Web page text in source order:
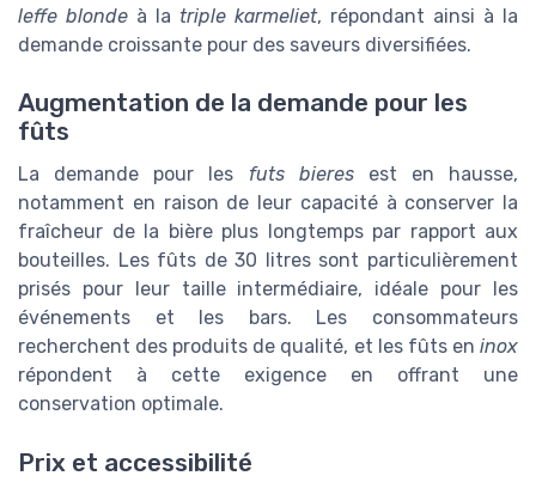
leffe blonde à la triple karmeliet, répondant ainsi à la
demande croissante pour des saveurs diversifiées.
Augmentation de la demande pour les
fûts
La demande pour les futs bieresest en hausse,
notamment en raison de leur capacité à conserver la
fraîcheur de la bière plus longtemps par rapport aux
bouteilles. Les fûts de 30 litres sont particulièrement
prisés pour leur taille intermédiaire, idéale pour les
événements et les bars. Les consommateurs
recherchent des produits de qualité, et les fûts en inox
répondent à cette exigence en offrant une
conservation optimale.
Prix et accessibilité